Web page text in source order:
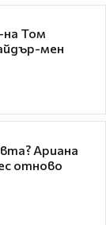
на Том
мен
Ариана
отново